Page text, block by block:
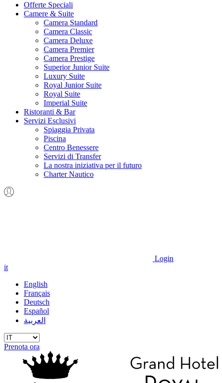
Offerte Speciali
Camere & Suite
Camera Standard
Camera Classic
Camera Deluxe
Camera Premier
Camera Prestige
Superior Junior Suite
Luxury Suite
Royal Junior Suite
Royal Suite
Imperial Suite
Ristoranti & Bar
Servizi Esclusivi
Spiaggia Privata
Piscina
Centro Benessere
Servizi di Transfer
La nostra iniziativa per il futuro
Charter Nautico
Login
it
English
Français
Deutsch
Español
العربية
Prenota ora